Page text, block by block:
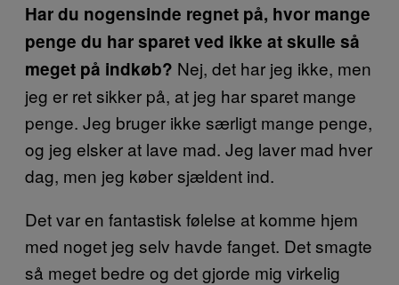
Har du nogensinde regnet på, hvor mange
penge du har sparet ved ikke at skulle så
meget på indkøb? Nej, det har jeg ikke, men
jeg er ret sikker på, at jeg har sparet mange
penge. Jeg bruger ikke særligt mange penge,
og jeg elsker at lave mad. Jeg laver mad hver
dag, men jeg køber sjældent ind.
Det var en fantastisk følelse at komme hjem
med noget jeg selv havde fanget. Det smagte
så meget bedre og det gjorde mig virkelig